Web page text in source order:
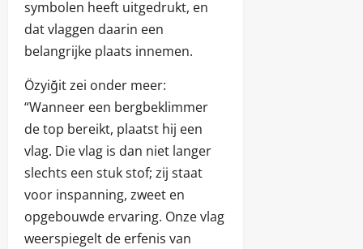
symbolen heeft uitgedrukt, en
dat vlaggen daarin een
belangrijke plaats innemen.
Özyiğit zei onder meer:
“Wanneer een bergbeklimmer
de top bereikt, plaatst hij een
vlag. Die vlag is dan niet langer
slechts een stuk stof; zij staat
voor inspanning, zweet en
opgebouwde ervaring. Onze vlag
weerspiegelt de erfenis van